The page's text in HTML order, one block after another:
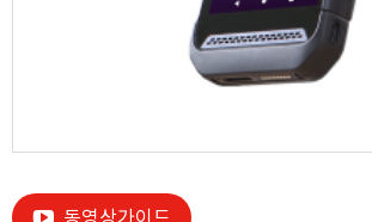
동영상가이드